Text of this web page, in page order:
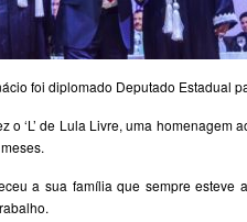
foi diplomado Deputado Estadual
o ‘L’ de Lula Livre, uma homenagem
a sua família que sempre esteve